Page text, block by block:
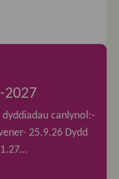
2027
dyddiadau canlynol:-
25.9.26 Dydd